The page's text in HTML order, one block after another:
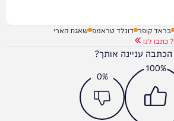
בראד קופר דונלד טראמפ שאגת הארי
לנו
הכתבה עניינה אותך?
100%
0%